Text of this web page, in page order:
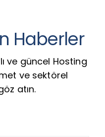
Haberler
ve güncel Hosting
ve sektörel
atın.